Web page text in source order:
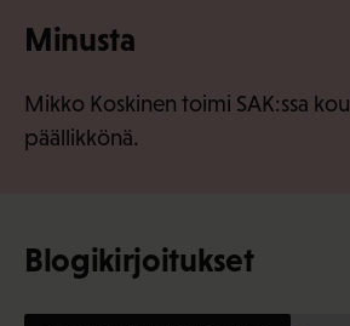
Minusta
Mikko Koskinen toimi SAK:ssa
päällikkönä.
Blogikirjoitukset